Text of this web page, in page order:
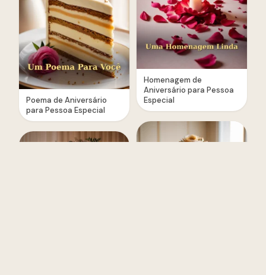
Poema de Aniversário
para Pessoa Especial
Homenagem de
Aniversário para Pessoa
Especial